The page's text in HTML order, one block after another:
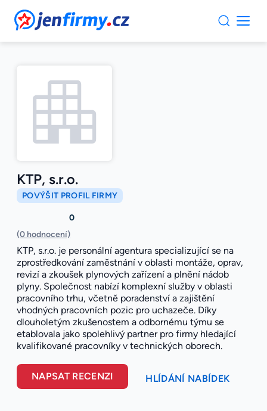
JenFirmy.cz
KTP, s.r.o.
POVÝŠIT PROFIL FIRMY
0
(0 hodnocení)
KTP, s.r.o. je personální agentura specializující se na
zprostředkování zaměstnání v oblasti montáže, oprav,
revizí a zkoušek plynových zařízení a plnění nádob
plyny. Společnost nabízí komplexní služby v oblasti
pracovního trhu, včetně poradenství a zajištění
vhodných pracovních pozic pro uchazeče. Díky
dlouholetým zkušenostem a odbornému týmu se
etablovala jako spolehlivý partner pro firmy hledající
kvalifikované pracovníky v technických oborech.
NAPSAT RECENZI HLÍDÁNÍ NABÍDEK